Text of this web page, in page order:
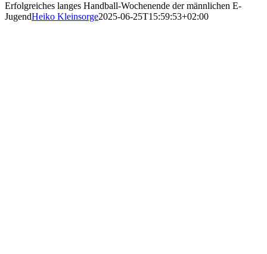
Erfolgreiches langes Handball-Wochenende der männlichen E-
JugendHeiko Kleinsorge2025-06-25T15:59:53+02:00